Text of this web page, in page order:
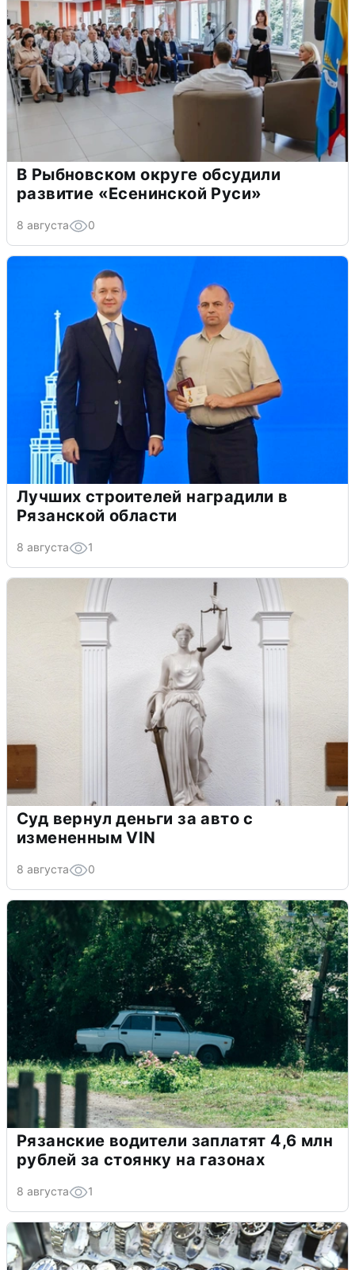
В Рыбновском округе обсудили
развитие «Есенинской Руси»
8 августа 0
Лучших строителей наградили в
Рязанской области
8 августа 1
Суд вернул деньги за авто с
измененным VIN
8 августа 0
Рязанские водители заплатят 4,6 млн
рублей за стоянку на газонах
8 августа 1